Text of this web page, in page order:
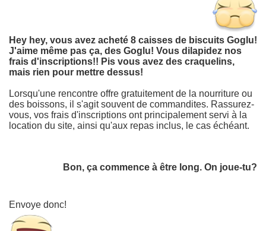
Hey hey, vous avez acheté 8 caisses de biscuits Goglu!
J'aime même pas ça, des Goglu! Vous dilapidez nos
frais d'inscriptions!! Pis vous avez des craquelins,
mais rien pour mettre dessus!
Lorsqu'une rencontre offre gratuitement de la nourriture ou
des boissons, il s'agit souvent de commandites. Rassurez-
vous, vos frais d'inscriptions ont principalement servi à la
location du site, ainsi qu'aux repas inclus, le cas échéant.
Bon, ça commence à être long. On joue-tu?
Envoye donc!